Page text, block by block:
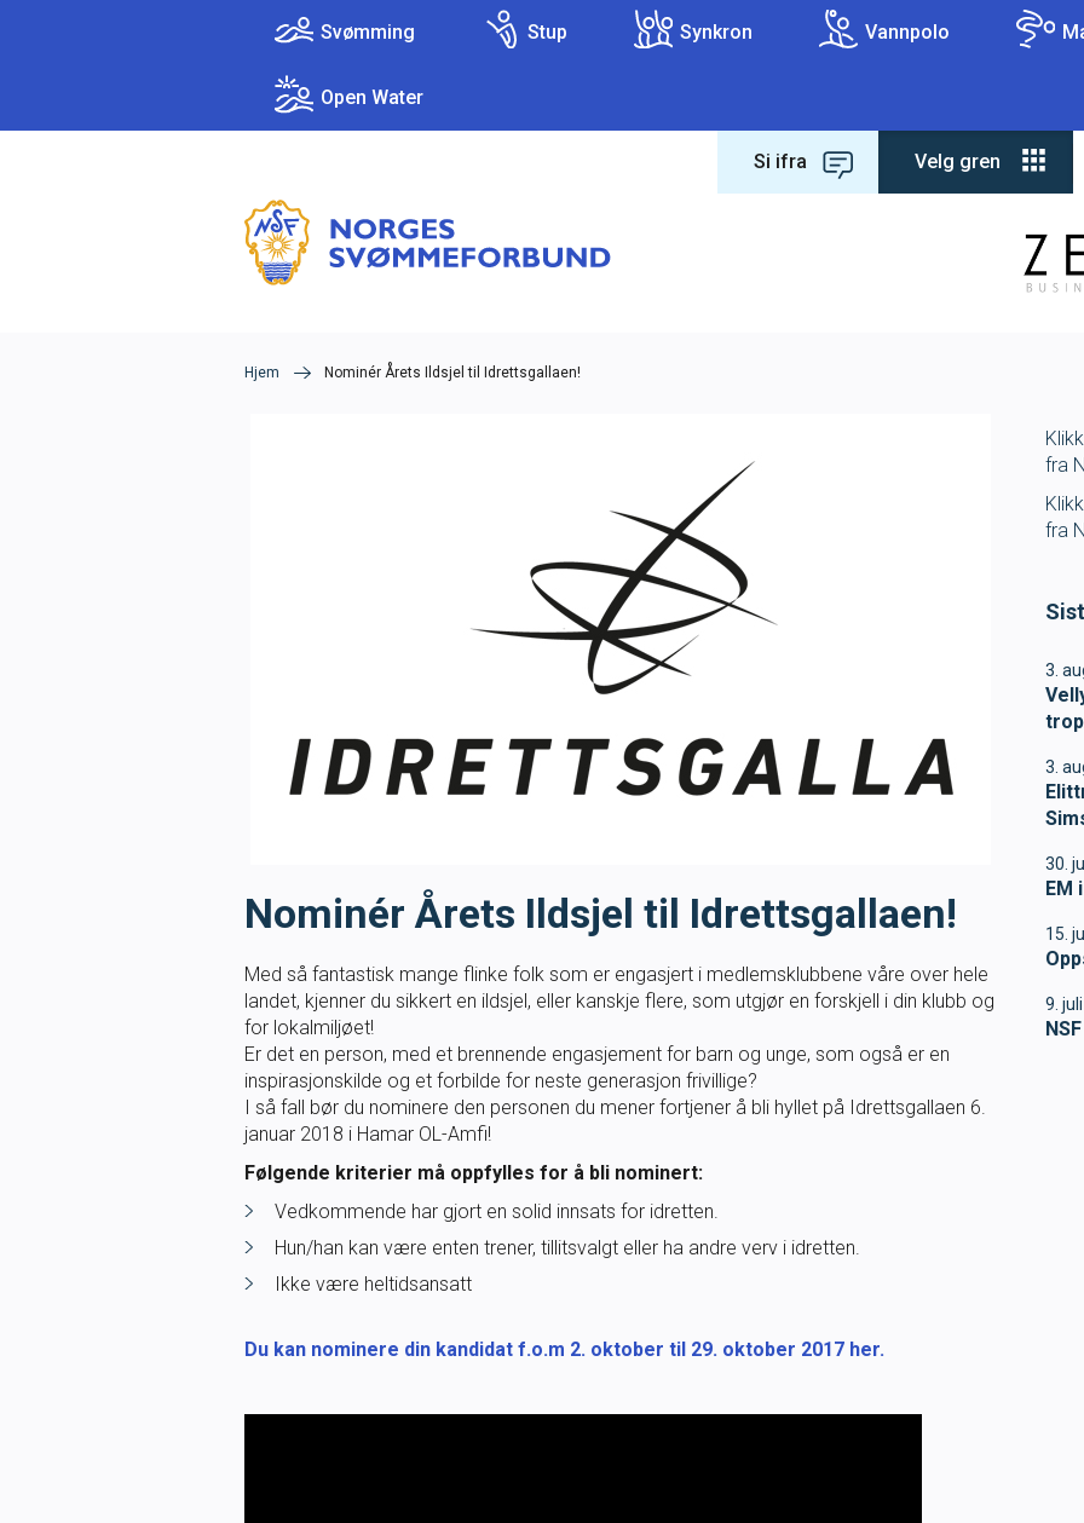
Svømming Stup Synkron Vannpolo
Open Water
Ønsker du å motta nyhetsbrev fra Norges Svømmeforbund? Vi sender ut
nyhetsbrev til våre abonnenter en gang hver måned. I tillegg går nyhetsbrevet
Klubbutvikling
Tips og råd for utøvere og
Utdanning
Blogg
Barneidrett
Para svømmeidrett for alle
Si ifra Velg gren
Hjem Nominér Årets Ildsjel til Idrettsgallaen!
Nominér Årets Ildsjel til Idrettsgallaen!
Med så fantastisk mange flinke folk som er engasjert i medlemsklubbene våre over hele
landet, kjenner du sikkert en ildsjel, eller kanskje flere, som utgjør en forskjell i din klubb og
for lokalmiljøet!
Er det en person, med et brennende engasjement for barn og unge, som også er en
inspirasjonskilde og et forbilde for neste generasjon frivillige?
I så fall bør du nominere den personen du mener fortjener å bli hyllet på Idrettsgallaen 6.
januar 2018 i Hamar OL-Amfi!
Følgende kriterier må oppfylles for å bli nominert:
Vedkommende har gjort en solid innsats for idretten.
Hun/han kan være enten trener, tillitsvalgt eller ha andre verv i idretten.
Ikke være heltidsansatt
Du kan nominere din kandidat f.o.m 2. oktober til 29. oktober 2017 her.
fra
fra
3.
3.
30.
EM
15.
9.